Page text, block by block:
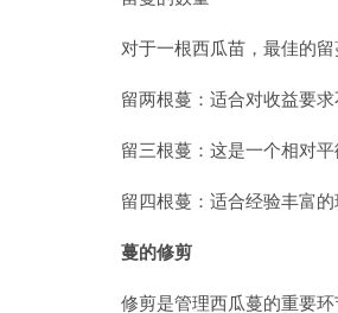
对于一根西瓜苗，最佳的
留两根蔓：适合对收益要
留三根蔓：这是一个相对
留四根蔓：适合经验丰富
蔓的修剪
修剪是管理西瓜蔓的重要